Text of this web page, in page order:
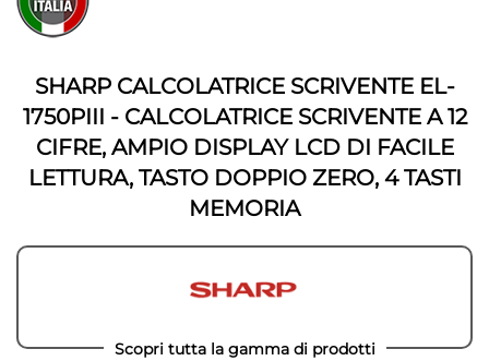
fine
della
della
galleria
immagini
SHARP CALCOLATRICE SCRIVENTE EL-
1750PIII - CALCOLATRICE SCRIVENTE A 12
CIFRE, AMPIO DISPLAY LCD DI FACILE
LETTURA, TASTO DOPPIO ZERO, 4 TASTI
MEMORIA
Scopri tutta la gamma di prodotti